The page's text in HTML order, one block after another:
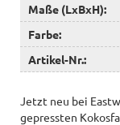
Maße (LxBxH):
Farbe:
Artikel-Nr.:
Jetzt neu bei
gepressten